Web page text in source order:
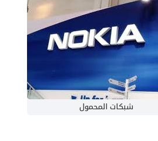
شبكات المحمول